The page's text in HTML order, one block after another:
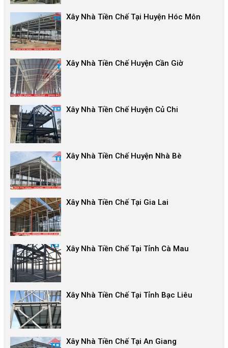
Xây Nhà Tiền Chế Tại Huyện Hóc Môn
Xây Nhà Tiền Chế Huyện Cần Giờ
Xây Nhà Tiền Chế Huyện Củ Chi
Xây Nhà Tiền Chế Huyện Nhà Bè
Xây Nhà Tiền Chế Tại Gia Lai
Xây Nhà Tiền Chế Tại Tỉnh Cà Mau
Xây Nhà Tiền Chế Tại Tỉnh Bạc Liêu
Xây Nhà Tiền Chế Tại An Giang